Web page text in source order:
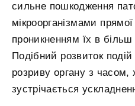
сильне пошкодження
мікроорганізмами
проникненням їх в більш
Подібний розвиток
розриву органу з часом,
зустрічається